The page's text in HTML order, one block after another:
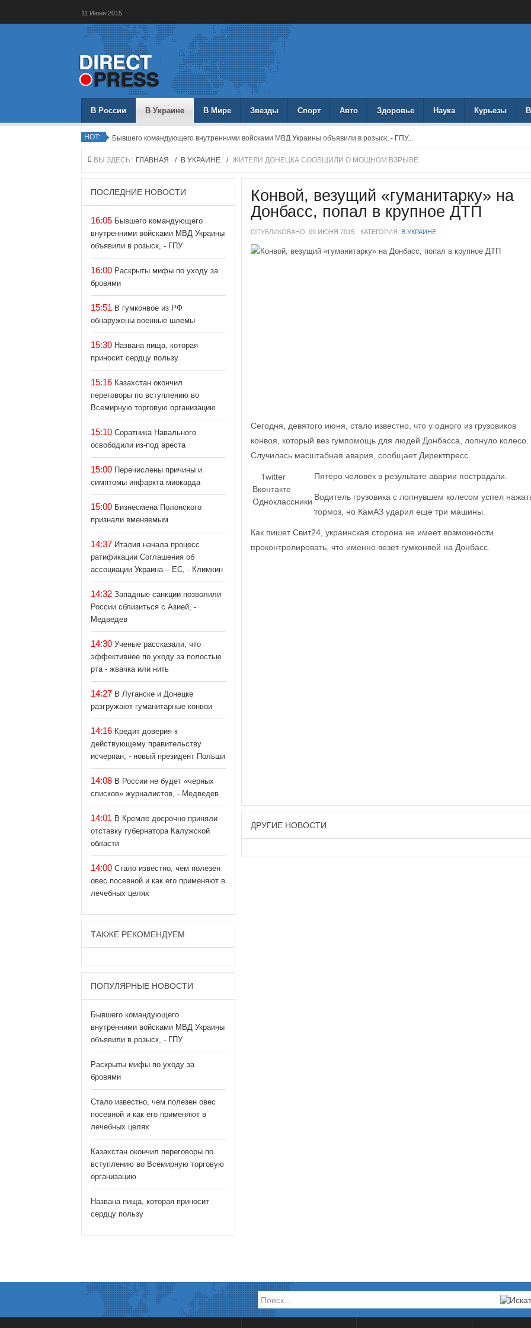
11 Июня 2015
В России В Украине В Мире Звезды Спорт Авто Здоровье Наука Курьезы
HOT: Бывшего командующего внутренними войсками МВД Украины объявили в розыск, - ГПУ...
ВЫ ЗДЕСЬ: ГЛАВНАЯ / В УКРАИНЕ / ЖИТЕЛИ ДОНЕЦКА СООБЩИЛИ О МОЩНОМ ВЗРЫВЕ
Конвой, везущий «гуманитарку» на
Донбасс, попал в крупное ДТП
ОПУБЛИКОВАНО: 09 ИЮНЯ 2015 КАТЕГОРИЯ: В УКРАИНЕ
Сегодня, девятого июня, стало известно, что у одного из грузовиков
конвоя, который вез гумпомощь для людей Донбасса, лопнуло колесо.
Случилась масштабная авария, сообщает Директпресс.
Twitter
Вконтакте
Одноклассники
Пятеро человек в результате аварии пострадали.
Водитель грузовика с лопнувшем колесом успел
тормоз, но КамАЗ ударил еще три машины.
Как пишетСвит24, украинская сторона не имеет возможности
проконтролировать, что именно везет гумконвой на Донбасс.
ДРУГИЕ НОВОСТИ
ПОСЛЕДНИЕ НОВОСТИ
16:05 Бывшего командующего
внутренними войсками МВД Украины
объявили в розыск, - ГПУ
16:00 Раскрыты мифы по уходу за
бровями
15:51 В гумконвое из РФ
обнаружены военные шлемы
15:30 Названа пища, которая
приносит сердцу пользу
15:16 Казахстан окончил
переговоры по вступлению во
Всемирную торговую организацию
15:10 Соратника Навального
освободили из-под ареста
15:00 Перечислены причины и
симптомы инфаркта миокарда
15:00 Бизнесмена Полонского
признали вменяемым
14:37 Италия начала процесс
ратификации Соглашения об
ассоциации Украина – ЕС, - Климкин
14:32 Западные санкции позволили
России сблизиться с Азией, -
Медведев
14:30 Ученые рассказали, что
эффективнее по уходу за полостью
рта - жвачка или нить
14:27 В Луганске и Донецке
разгружают гуманитарные конвои
14:16 Кредит доверия к
действующему правительству
исчерпан, - новый президент Польши
14:08 В России не будет «черных
списков» журналистов, - Медведев
14:01 В Кремле досрочно приняли
отставку губернатора Калужской
области
14:00 Стало известно, чем полезен
овес посевной и как его применяют в
лечебных целях
ТАКЖЕ РЕКОМЕНДУЕМ
ПОПУЛЯРНЫЕ НОВОСТИ
Бывшего командующего
внутренними войсками МВД Украины
объявили в розыск, - ГПУ
Раскрыты мифы по уходу за
бровями
Стало известно, чем полезен овес
посевной и как его применяют в
лечебных целях
Казахстан окончил переговоры по
вступлению во Всемирную торговую
организацию
Названа пища, которая приносит
сердцу пользу